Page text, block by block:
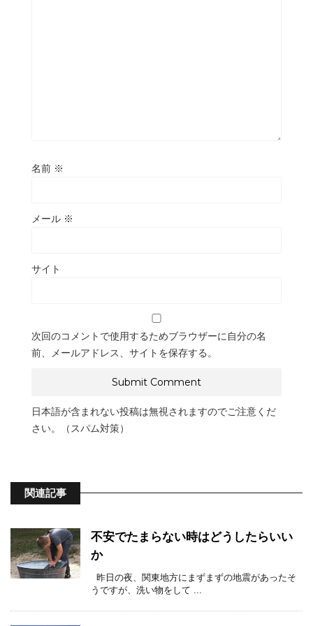
名前 ※
メール ※
サイト
次回のコメントで使用するためブラウザーに自分の名
前、メールアドレス、サイトを保存する。
日本語が含まれない投稿は無視されますのでご注意くだ
さい。（スパム対策）
関連記事
不安でたまらない時はどうしたらいい
か
昨日の夜、関東地方にまずまずの地震があったそ
うですが、洗い物をして ...